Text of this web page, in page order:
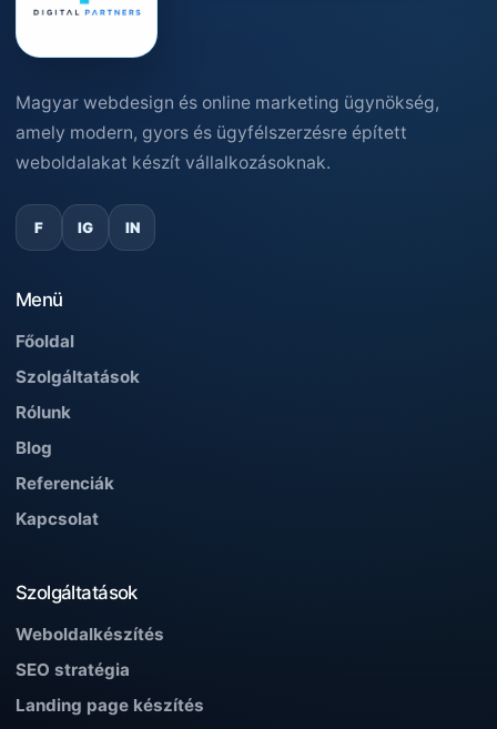
Magyar webdesign és online marketing ügynökség,
amely modern, gyors és ügyfélszerzésre épített
weboldalakat készít vállalkozásoknak.
F IG IN
Menü
Főoldal
Szolgáltatások
Rólunk
Blog
Referenciák
Kapcsolat
Szolgáltatások
Weboldalkészítés
SEO stratégia
Landing page készítés